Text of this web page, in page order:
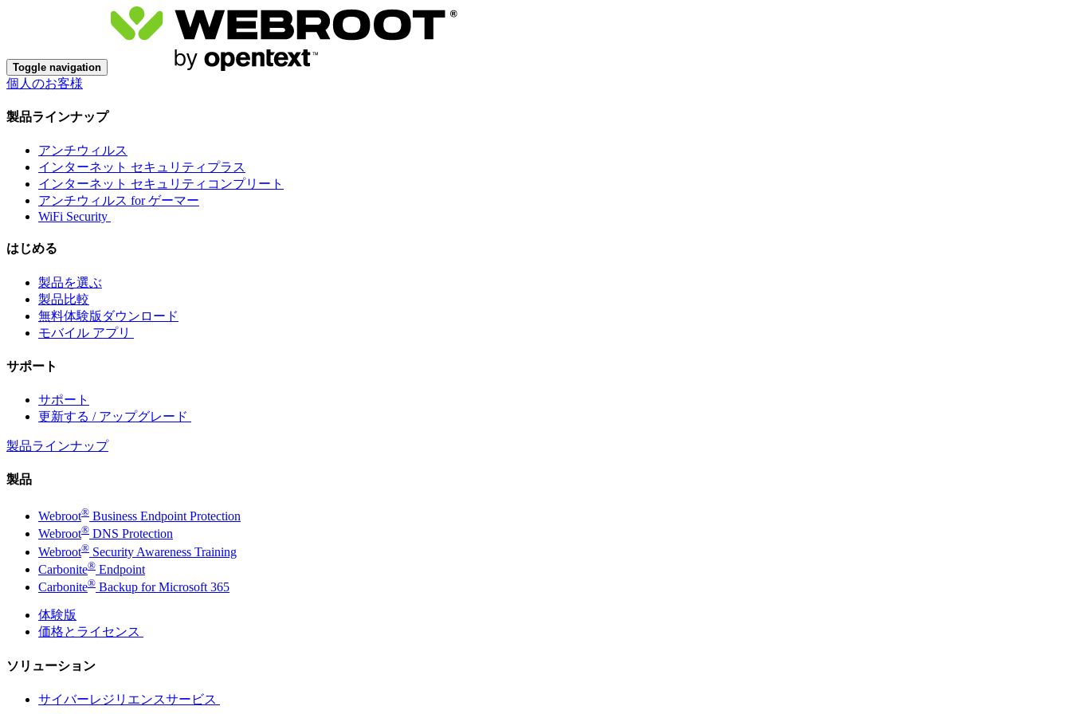
Toggle navigation
個人のお客様
製品ラインナップ
アンチウィルス
インターネット セキュリティプラス
インターネット セキュリティコンプリート
アンチウィルス for ゲーマー
WiFi Security
はじめる
製品を選ぶ
製品比較
無料体験版ダウンロード
モバイル アプリ
サポート
サポート
更新する / アップグレード
製品ラインナップ
製品
Webroot® Business Endpoint Protection
Webroot® DNS Protection
Webroot® Security Awareness Training
Carbonite® Endpoint
Carbonite® Backup for Microsoft 365
体験版
価格とライセンス
ソリューション
サイバーレジリエンスサービス